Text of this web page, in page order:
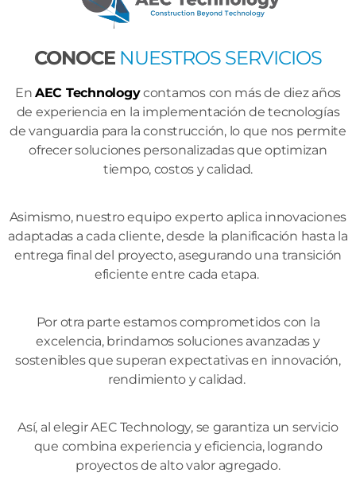
CONOCE NUESTROS SERVICIOS
EnAEC Technologycontamos con más de diez años
de experiencia en la implementación de tecnologías
de vanguardia para la construcción, lo que nos permite
ofrecer soluciones personalizadas que optimizan
tiempo, costos y calidad.
Asimismo, nuestro equipo experto aplica innovaciones
adaptadas a cada cliente, desde la planificación hasta la
entrega final del proyecto, asegurando una transición
eficiente entre cada etapa.
Por otra parte estamos comprometidos con la
excelencia, brindamos soluciones avanzadas y
sostenibles que superan expectativas en innovación,
rendimiento y calidad.
Así, al elegir AEC Technology, se garantiza un servicio
que combina experiencia y eficiencia, logrando
proyectos de alto valor agregado.